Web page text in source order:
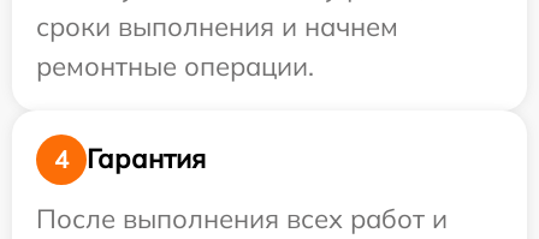
сроки выполнения и начнем
ремонтные операции.
4
Гарантия
После выполнения всех работ и